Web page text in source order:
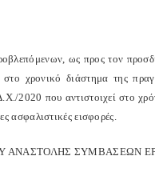
ως προς τον
χρονικό διάστημα της
2020 που αντιστοιχεί στο
ασφαλιστικές εισφορές.
ΑΝΑΣΤΟΛΗΣ ΣΥΜΒΑΣΕΩΝ